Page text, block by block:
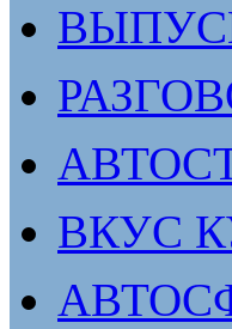
ВКУС